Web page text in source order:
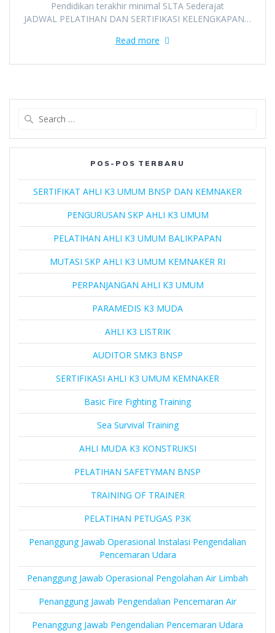
Pendidikan terakhir minimal SLTA Sederajat
JADWAL PELATIHAN DAN SERTIFIKASI KELENGKAPAN…
Read more
POS-POS TERBARU
SERTIFIKAT AHLI K3 UMUM BNSP DAN KEMNAKER
PENGURUSAN SKP AHLI K3 UMUM
PELATIHAN AHLI K3 UMUM BALIKPAPAN
MUTASI SKP AHLI K3 UMUM KEMNAKER RI
PERPANJANGAN AHLI K3 UMUM
PARAMEDIS K3 MUDA
AHLI K3 LISTRIK
AUDITOR SMK3 BNSP
SERTIFIKASI AHLI K3 UMUM KEMNAKER
Basic Fire Fighting Training
Sea Survival Training
AHLI MUDA K3 KONSTRUKSI
PELATIHAN SAFETYMAN BNSP
TRAINING OF TRAINER
PELATIHAN PETUGAS P3K
Penanggung Jawab Operasional Instalasi Pengendalian
Pencemaran Udara
Penanggung Jawab Operasional Pengolahan Air Limbah
Penanggung Jawab Pengendalian Pencemaran Air
Penanggung Jawab Pengendalian Pencemaran Udara